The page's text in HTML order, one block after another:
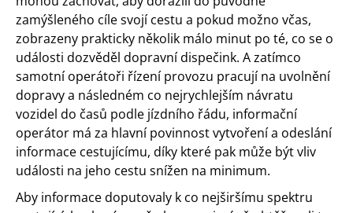
zamýšleného cíle svojí cestu a pokud možno včas,
zobrazeny prakticky několik málo minut po té, co se o
události dozvěděl dopravní dispečink. A zatímco
samotní operátoři řízení provozu pracují na uvolnění
dopravy a následném co nejrychlejším návratu
vozidel do časů podle jízdního řádu, informační
operátor má za hlavní povinnost vytvoření a odeslání
informace cestujícímu, díky které pak může být vliv
události na jeho cestu snížen na minimum.
Aby informace doputovaly k co nejširšímu spektru